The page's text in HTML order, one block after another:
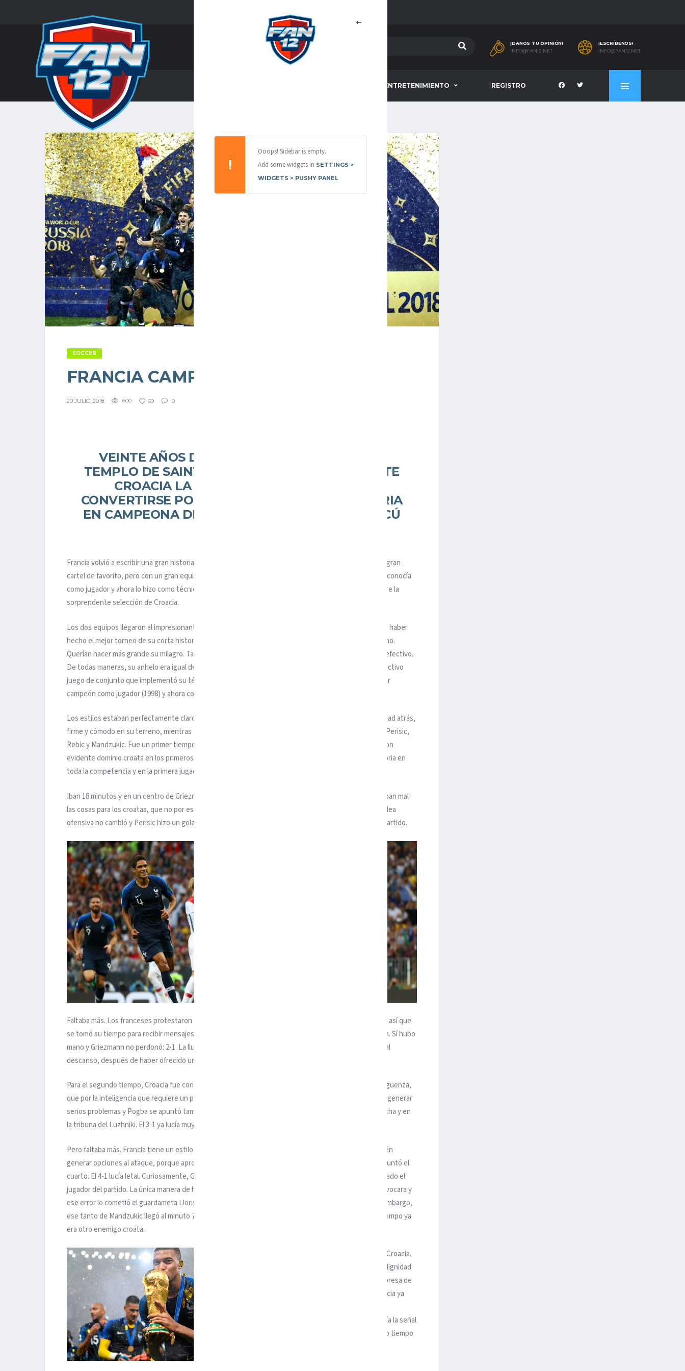
¡DANOS TU OPINIÓN!
INFO@FAN12.NET
¡ESCRÍBENOS!
INFO@FAN12.NET
ENTRETENIMIENTO REGISTRO
Ooops! Sidebar is empty.
Add some widgets in SETTINGS >
WIDGETS > PUSHY PANEL
SOCCER
FRANCIA CAMPEÓN DEL MUNDO
20 JULIO, 2018 600 59 0
VEINTE AÑOS DESPUÉS DE LOGRARLO EN SU
TEMPLO DE SAINT DENIS, FRANCIA IMPUSO ANTE
CROACIA LA LEY DEL MÁS FUERTE PARA
CONVERTIRSE POR SEGUNDA VEZ EN SU HISTORIA
EN CAMPEONA DEL MUNDO, ESTA VEZ EN MOSCÚ
Francia volvió a escribir una gran historia. Esta vez, no en su propia tierra, sino muy lejos de ella. Sin el gran
cartel de favorito, pero con un gran equipo, Didier Deschamps llevó a su equipo por un camino que ya conocía
como jugador y ahora lo hizo como técnico. Alcanzó la gloria en Rusia y lo hizo de gran manera: 4-2 sobre la
sorprendente selección de Croacia.
Los dos equipos llegaron al impresionante estadio Luzhniki para alcanzar el mismo sueño. Después de haber
hecho el mejor torneo de su corta historia como país, los croatas no se habían conformado con lo hecho.
Querían hacer más grande su milagro. Tal vez Francia no entusiasmó tanto, con su futbol cauto, pero efectivo.
De todas maneras, su anhelo era igual de grande, por la calidad individual de sus jugadores y por el efectivo
juego de conjunto que implementó su técnico Didier Deschamps, el tercero en la historia que logra ser
campeón como jugador (1998) y ahora como técnico (2018).
Los estilos estaban perfectamente claros. Francia no iba a cambiar lo que le había funcionado. Seguridad atrás,
firme y cómodo en su terreno, mientras el rival empezaba a mostrar sus armas ofensivas, con Modric, Perisic,
Rebic y Mandzukic. Fue un primer tiempo extraordinario, con opciones para ambos equipos, aunque con
evidente dominio croata en los primeros minutos. Sin embargo, la efectividad francesa había sido notoria en
toda la competencia y en la primera jugada a balón parado que tuvieron, abrieron el marcador.
Iban 18 minutos y en un centro de Griezmann, Manduzukic desvió el balón a su propia meta. Comenzaban mal
las cosas para los croatas, que no por esta desventaja iban a entregar un partido tan importante. Su idea
ofensiva no cambió y Perisic hizo un golazo a los 28 minutos para que Croacia se metiera de nuevo al partido.
Faltaba más. Los franceses protestaron una mano en el área. Pitana no parecía estar muy convencido, así que
se tomó su tiempo para recibir mensajes del VAR y optó por checar la jugada. Penalti a favor de Francia. Sí hubo
mano y Griezmann no perdonó: 2-1. La lluvia hizo su aparición en el partido y así se fueron los equipos al
descanso, después de haber ofrecido una primera parte, digna de una gran final.
Para el segundo tiempo, Croacia fue con mayor decisión al ataque. Impulsada más por el ánimo y la vergüenza,
que por la inteligencia que requiere un partido tan importante. Los latigazos franceses comenzaron a generar
serios problemas y Pogba se apuntó también un golazo para enfriar los ánimos croatas aquí, en la cancha y en
la tribuna del Luzhniki. El 3-1 ya lucía muy pesado al minuto 59.
Pero faltaba más. Francia tiene un estilo de juego que le permite ser muy sólido en la defensa y también
generar opciones al ataque, porque aprovechan la velocidad de un jugador como Mbappe, quien se apuntó el
cuarto. El 4-1 lucía letal. Curiosamente, Giroud se fue sin goles de esta Copa, no así Griezmann, nombrado el
jugador del partido. La única manera de hacerle otro gol a Francia era que su sector defensivo se equivocara y
ese error lo cometió el guardameta Lloris, cuando su equipo había hecho un juego casi perfecto. Sin embargo,
ese tanto de Mandzukic llegó al minuto 79 y había que ir por dos goles más para obligar al alargue. El tiempo ya
era otro enemigo croata.
Ni el tiempo agregado le servía a Croacia.
La final estaba perdida, no así la dignidad
de un equipo que fue la gran sorpresa de
Rusia 2018. El presidente de Francia ya
presidente de la FIFA. Pitana tenía la señal
de anuncio en su silbato. No hubo tiempo